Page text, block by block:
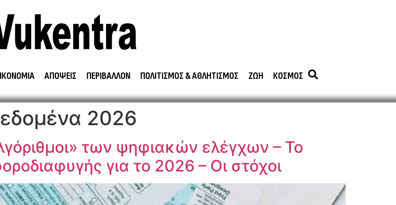
ΑΠΟΨΕΙΣ ΠΕΡΙΒΑΛΛΟΝ ΠΟΛΙΤΙΣΜΟΣ & ΑΘΛΗΤΙΣΜΟΣ ΖΩΗ ΚΟΣΜΟΣ
2026
των ψηφιακών ελέγχων – Το
για το 2026 – Οι στόχοι